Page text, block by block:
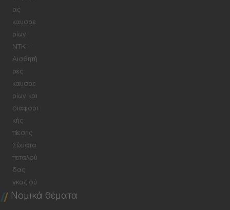
ας
καυσαε
ρίων
NTK -
Αισθητή
ρες
καυσαε
ρίων και
διαφορι
κής
πίεσης
Σώματα
πεταλού
δας
γκαζιού
Νομικά θέματα